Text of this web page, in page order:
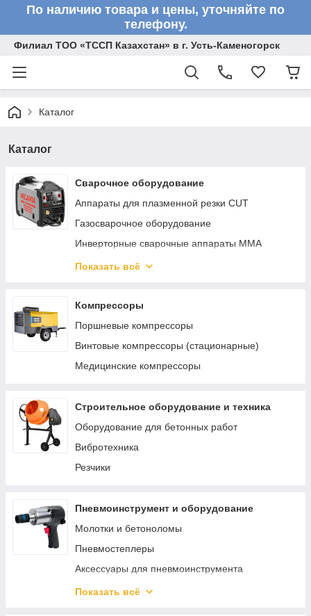
По наличию товара и цены, уточняйте по
телефону.
Филиал ТОО «ТССП Казахстан» в г. Усть-Каменогорск
Каталог
Каталог
Сварочное оборудование
Аппараты для плазменной резки CUT
Газосварочное оборудование
Инверторные сварочные аппараты ММА
Сварочные полуавтоматы MIG/MAG
Реостаты
Материалы и комплектующие для сварки и
Показать всё
Компрессоры
Поршневые компрессоры
Винтовые компрессоры (стационарные)
Медицинские компрессоры
Строительное оборудование и техника
Оборудование для бетонных работ
Вибротехника
Резчики
Пневмоинструмент и оборудование
Молотки и бетоноломы
Пневмостеплеры
Аксессуары для пневмоинструмента
Пневматический гайковерт
Показать всё